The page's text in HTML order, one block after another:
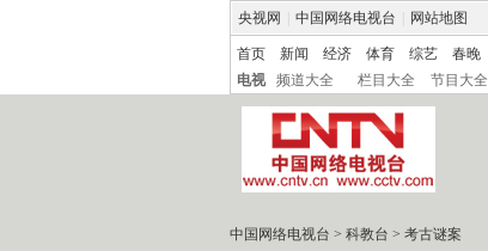
央视网 中国网络电视台 网站地图
首页 新闻 经济 体育 综艺 春晚
电视
频道大全 栏目大全 节目大全
中国网络电视台 > 科教台 > 考古谜案